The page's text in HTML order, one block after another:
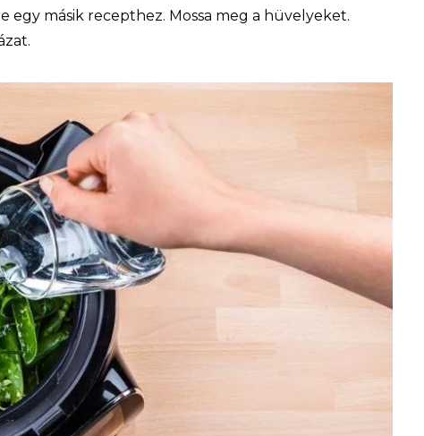
egy másik recepthez. Mossa meg a hüvelyeket.